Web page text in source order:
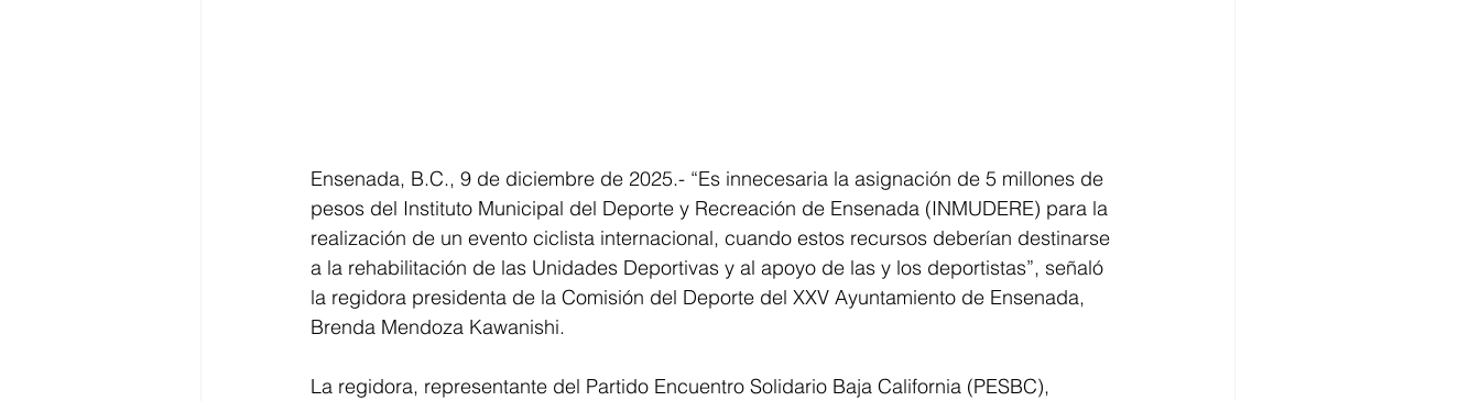
Ensenada, B.C., 9 de diciembre de 2025.- “Es innecesaria la asignación de 5 millones de
pesos del Instituto Municipal del Deporte y Recreación de Ensenada (INMUDERE) para la
realización de un evento ciclista internacional, cuando estos recursos deberían destinarse
a la rehabilitación de las Unidades Deportivas y al apoyo de las y los deportistas”, señaló
la regidora presidenta de la Comisión del Deporte del XXV Ayuntamiento de Ensenada,
Brenda Mendoza Kawanishi.
La regidora, representante del Partido Encuentro Solidario Baja California (PESBC),